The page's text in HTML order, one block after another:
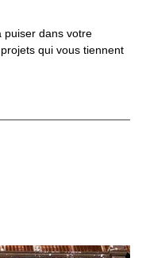
puiser dans votre
qui vous tiennent